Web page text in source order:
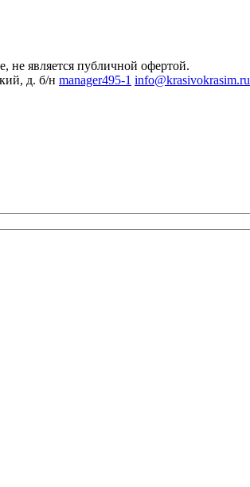
не является публичной офертой.
д. б/н manager495-1 info@krasivokrasim.ru